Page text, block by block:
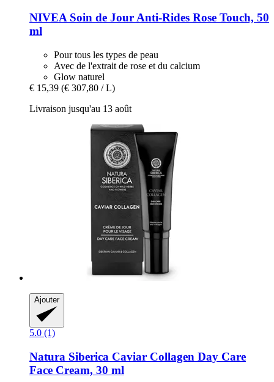
NIVEASoin de Jour Anti-​Rides Rose Touch, 50
ml
Pour tous les types de peau
Avec de l'extrait de rose et du calcium
Glow naturel
€ 15,39 (€ 307,80 / L)
Livraison jusqu'au 13 août
Ajouter
5.0 (1)
Natura Siberica Caviar Collagen Day Care
Face Cream, 30 ml